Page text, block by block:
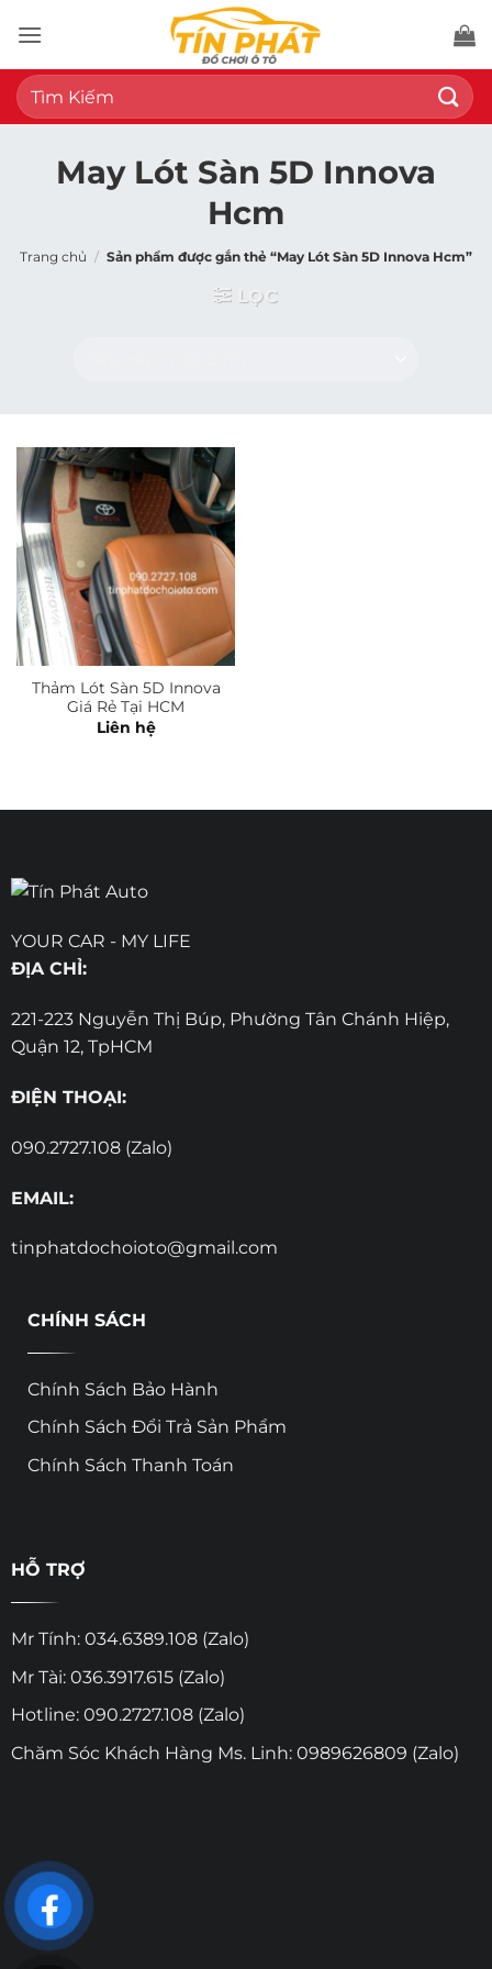
qua
nội
dung
Tìm
kiếm:
May Lót Sàn 5D Innova
Hcm
Trang chủ / Sản phẩm được gắn thẻ “May Lót Sàn 5D Innova Hcm”
LỌC
Thảm Lót Sàn 5D Innova
Giá Rẻ Tại HCM
Liên hệ
YOUR CAR - MY LIFE
ĐỊA CHỈ:
221-223 Nguyễn Thị Búp, Phường Tân Chánh Hiệp,
Quận 12, TpHCM
ĐIỆN THOẠI:
090.2727.108 (Zalo)
EMAIL:
tinphatdochoioto@gmail.com
CHÍNH SÁCH
Chính Sách Bảo Hành
Chính Sách Đổi Trả Sản Phẩm
Chính Sách Thanh Toán
HỖ TRỢ
Mr Tính: 034.6389.108 (Zalo)
Mr Tài: 036.3917.615 (Zalo)
Hotline: 090.2727.108 (Zalo)
Chăm Sóc Khách Hàng Ms. Linh: 0989626809 (Zalo)